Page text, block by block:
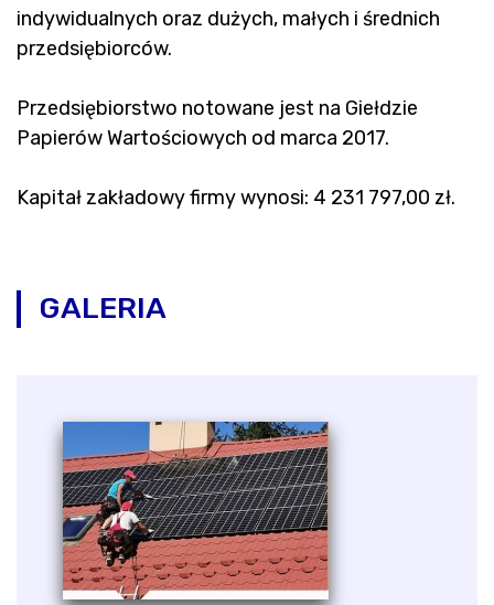
indywidualnych oraz dużych, małych i średnich
przedsiębiorców.
Przedsiębiorstwo notowane jest na Giełdzie
Papierów Wartościowych od marca 2017.
Kapitał zakładowy firmy wynosi: 4 231 797,00 zł.
GALERIA